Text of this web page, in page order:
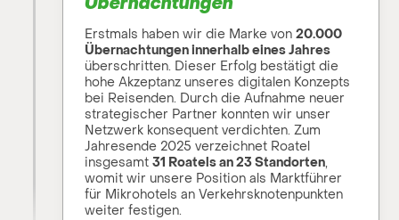
Erstmals haben wir die Marke von20.000
Übernachtungen innerhalb eines Jahres
überschritten. Dieser Erfolg bestätigt die
hohe Akzeptanz unseres digitalen Konzepts
bei Reisenden. Durch die Aufnahme neuer
strategischer Partner konnten wir unser
Netzwerk konsequent verdichten. Zum
Jahresende 2025 verzeichnet Roatel
insgesamt31 Roatels an 23 Standorten,
womit wir unsere Position als Marktführer
für Mikrohotels an Verkehrsknotenpunkten
weiter festigen.